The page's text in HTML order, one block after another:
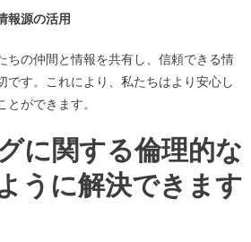
報源の活用
ちの仲間と情報を共有し、信頼できる情
です。これにより、私たちはより安心し
ができます。
に関する倫理的な
うに解決できます